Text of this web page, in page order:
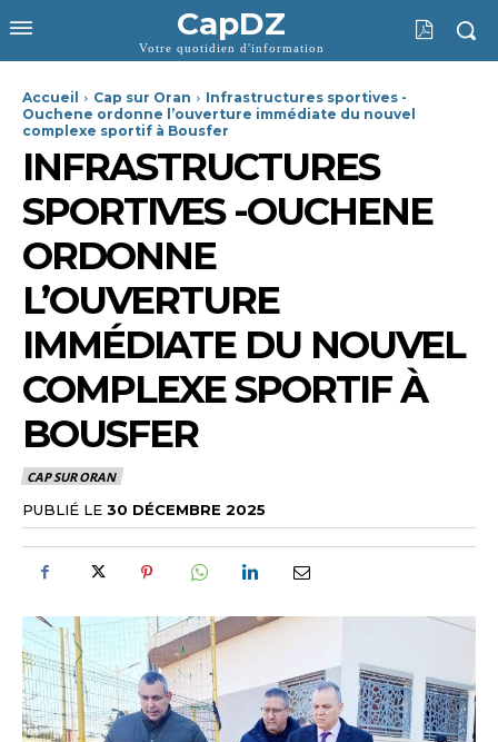
CapDZ
Votre quotidien d'information
Accueil Cap sur Oran
Infrastructures sportives -
Ouchene ordonne l’ouverture immédiate du nouvel
complexe sportif à Bousfer
INFRASTRUCTURES
SPORTIVES -OUCHENE
ORDONNE
L’OUVERTURE
IMMÉDIATE DU NOUVEL
COMPLEXE SPORTIF À
BOUSFER
CAP SUR ORAN
PUBLIÉ LE 30 DÉCEMBRE 2025